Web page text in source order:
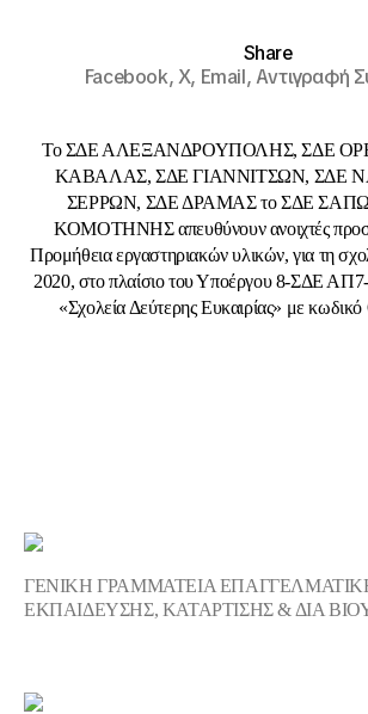
Share
Facebook,X, Email,Αντιγραφή
Το ΣΔΕ ΑΛΕΞΑΝΔΡΟΥΠΟΛΗΣ, ΣΔΕ
ΚΑΒΑΛΑΣ, ΣΔΕ ΓΙΑΝΝΙΤΣΩΝ, ΣΔΕ
ΣΕΡΡΩΝ, ΣΔΕ ΔΡΑΜΑΣ το ΣΔΕ
ΚΟΜΟΤΗΝΗΣ απευθύνουν ανοιχτές
Προμήθεια εργαστηριακών υλικών, για τη
2020, στο πλαίσιο του Υποέργου 8-ΣΔΕ
«Σχολεία Δεύτερης Ευκαιρίας» με
ΓΕΝΙΚΗ ΓΡΑΜΜΑΤΕΙΑ
ΕΚΠΑΙΔΕΥΣΗΣ, ΚΑΤΑΡΤΙΣΗΣ & ΔΙΑ